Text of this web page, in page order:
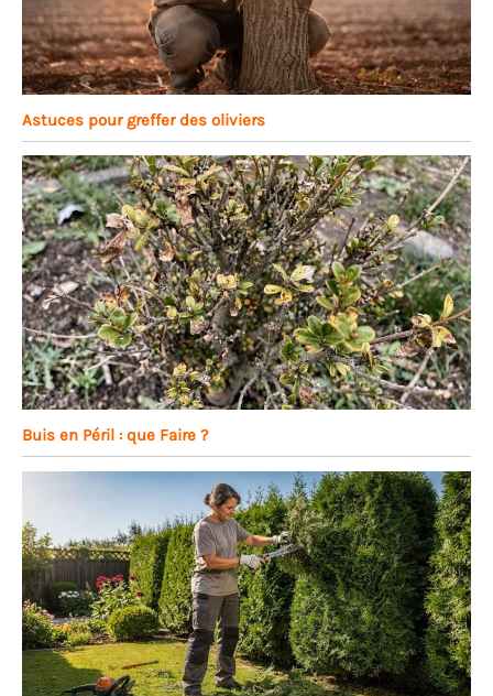
Astuces pour greffer des oliviers
Buis en Péril : que Faire ?